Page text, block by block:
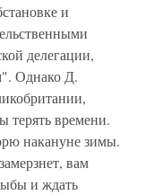
и
делегации,
Однако Д.
терять времени.
накануне зимы.
вам
и ждать